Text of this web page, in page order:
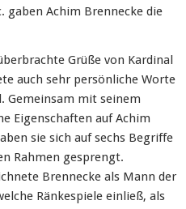
gaben Achim Brennecke die
Grüße von Kardinal
auch sehr persönliche Worte
Gemeinsam mit seinem
Eigenschaften auf Achim
sie sich auf sechs Begriffe
Rahmen gesprengt.
Brennecke als Mann der
Ränkespiele einließ, als